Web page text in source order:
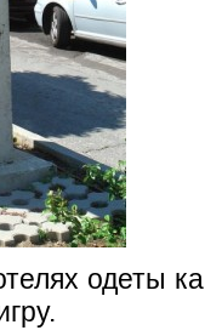
одеты